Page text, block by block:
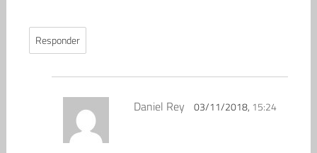
Responder
Daniel Rey 03/11/2018, 15:24